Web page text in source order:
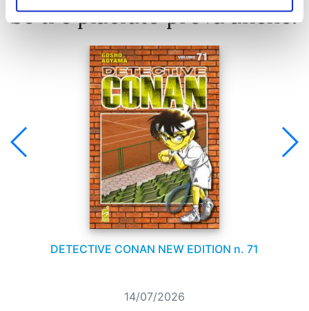
Se ti è piaciuto prova anche:
DETECTIVE CONAN NEW EDITION n. 71
14/07/2026